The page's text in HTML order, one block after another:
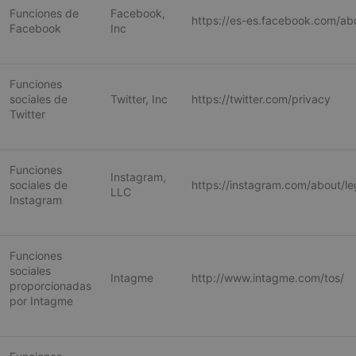
Funciones de
Facebook
Facebook,
Inc
https://es-es.facebook.com/
Funciones
sociales de
Twitter
Twitter, Inc https://twitter.com/privacy
Funciones
sociales de
Instagram
Instagram,
LLC
https://instagram.com/about/
Funciones
sociales
proporcionadas
por Intagme
Intagme http://www.intagme.com/tos/